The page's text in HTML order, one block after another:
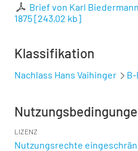
Brief von Karl Biedermann
1875[243,02 kb]
Klassifikation
Nachlass Hans Vaihinger B-
LIZENZ
Nutzungsrechte